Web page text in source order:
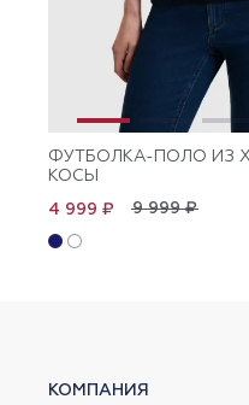
ФУТБОЛКА-ПОЛО ИЗ
КОСЫ
9 999 ₽
4 999 ₽
КОМПАНИЯ